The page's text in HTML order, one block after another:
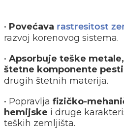
• Povećava rastresitost
razvoj korenovog sistema.
• Apsorbuje teške
štetne komponente
drugih štetnih materija.
• Popravlja fizičko-
hemijske i druge
teških zemljišta.